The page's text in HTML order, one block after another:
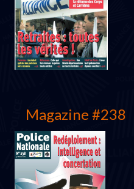
Décembre 2003
Magazine #238